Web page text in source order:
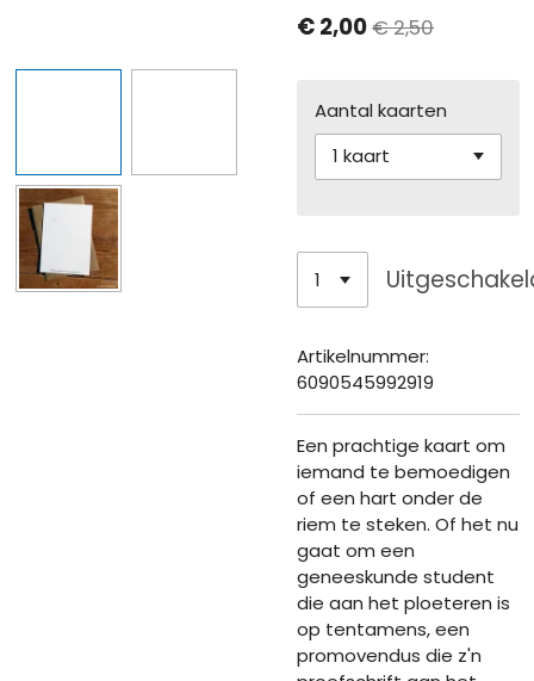
€ 2,00€ 2,50
Aantal kaarten
Artikelnummer:
6090545992919
Een prachtige kaart om
iemand te bemoedigen
of een hart onder de
riem te steken. Of het nu
gaat om een
geneeskunde student
die aan het ploeteren is
op tentamens, een
promovendus die z'n